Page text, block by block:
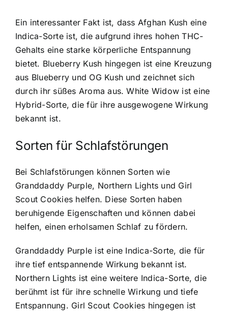
Ein interessanter Fakt ist, dass Afghan Kush eine
Indica-Sorte ist, die aufgrund ihres hohen THC-
Gehalts eine starke körperliche Entspannung
bietet. Blueberry Kush hingegen ist eine Kreuzung
aus Blueberry und OG Kush und zeichnet sich
durch ihr süßes Aroma aus. White Widow ist eine
Hybrid-Sorte, die für ihre ausgewogene Wirkung
bekannt ist.
Sorten für Schlafstörungen
Bei Schlafstörungen können Sorten wie
Granddaddy Purple, Northern Lights und Girl
Scout Cookies helfen. Diese Sorten haben
beruhigende Eigenschaften und können dabei
helfen, einen erholsamen Schlaf zu fördern.
Granddaddy Purple ist eine Indica-Sorte, die für
ihre tief entspannende Wirkung bekannt ist.
Northern Lights ist eine weitere Indica-Sorte, die
berühmt ist für ihre schnelle Wirkung und tiefe
Entspannung. Girl Scout Cookies hingegen ist